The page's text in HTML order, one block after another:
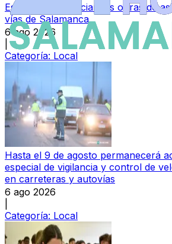
Este jueves se inician las obras de
vías de Salamanca
6 ago 2026
Categoría: Local
Hasta el 9 de agosto permanecerá
especial de vigilancia y control de
en carreteras y autovías
6 ago 2026
Categoría: Local